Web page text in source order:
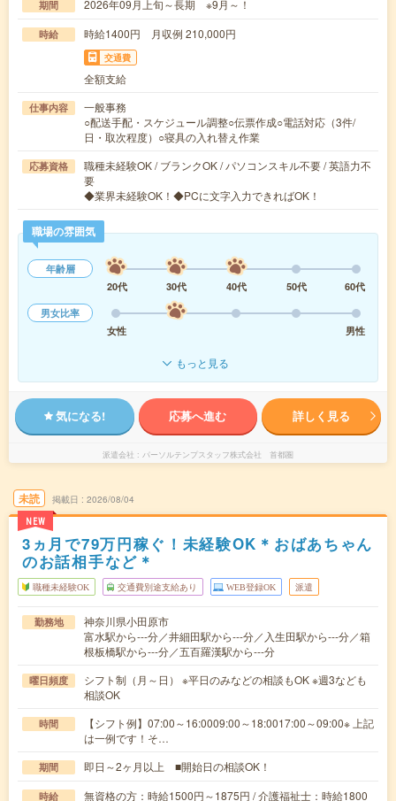
期間 2026年09月上旬～長期 ※9月～！
時給 時給1400円 月収例 210,000円
交通費
全額支給
仕事内容
一般事務
○配送手配・スケジュール調整○伝票作成○電話対応（3件/
日・取次程度）○寝具の入れ替え作業
応募資格
職種未経験OK / ブランクOK / パソコンスキル不要 / 英語力不
要
◆業界未経験OK！◆PCに文字入力できればOK！
職場の雰囲気
年齢層
20代
30代 40代 50代
60代
男女比率
女性
男性
もっと見る
気になる! 応募へ進む 詳しく見る
派遣会社 パーソルテンプスタッフ株式会社 首都圏
未読
NEW
掲載日 2026/08/04
3ヵ月で79万円稼ぐ！未経験OK＊おばあちゃん
のお話相手など＊
職種未経験OK 交通費別途支給あり WEB登録OK 派遣
勤務地
神奈川県小田原市
富水駅から---分／井細田駅から---分／入生田駅から---分／箱
根板橋駅から---分／五百羅漢駅から---分
曜日頻度
シフト制（月～日） ※平日のみなどの相談もOK ※週3なども
相談OK
時間
【シフト例】07:00～16:0009:00～18:0017:00～09:00※ 上記
は一例です！そ…
期間 即日～2ヶ月以上 ■開始日の相談OK！
時給 無資格の方：時給1500円～1875円 / 介護福祉士：時給1800